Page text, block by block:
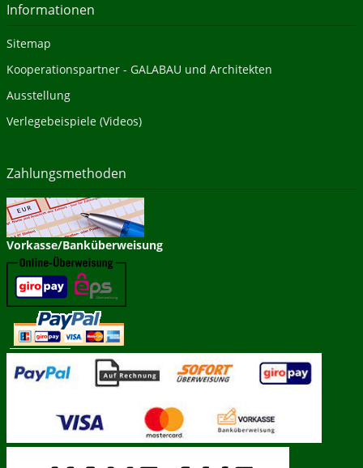
Informationen
Sitemap
Kooperationspartner - GALABAU und Architekten
Ausstellung
Verlegebeispiele (Videos)
Zahlungsmethoden
Vorkasse/Banküberweisung